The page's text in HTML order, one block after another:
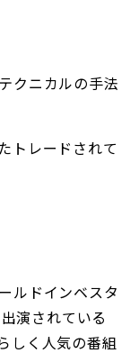
クニカルの手法
トレードされて
ールドインベスタ
演されている
しく人気の番組